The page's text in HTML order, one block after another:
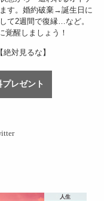
す。婚約破棄→誕生日に
て2週間で復縁…など。
覚醒しましょう！
対見るな】
レゼント
人生